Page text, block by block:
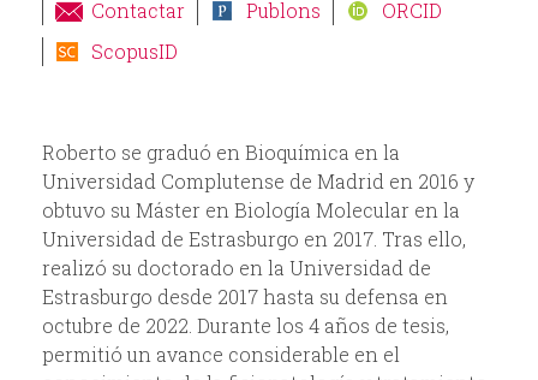
o
d
e
b
Contactar
Publons
ORCID
ScopusID
Roberto se graduó en Bioquímica en la
Universidad Complutense de Madrid en 2016 y
obtuvo su Máster en Biología Molecular en la
Universidad de Estrasburgo en 2017. Tras ello,
realizó su doctorado en la Universidad de
Estrasburgo desde 2017 hasta su defensa en
octubre de 2022. Durante los 4 años de tesis,
permitió un avance considerable en el